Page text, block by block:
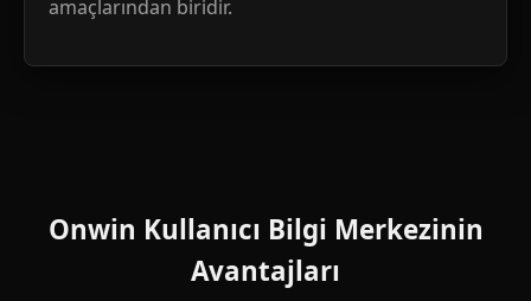
amaçlarından biridir.
Onwin Kullanıcı Bilgi Merkezinin
Avantajları